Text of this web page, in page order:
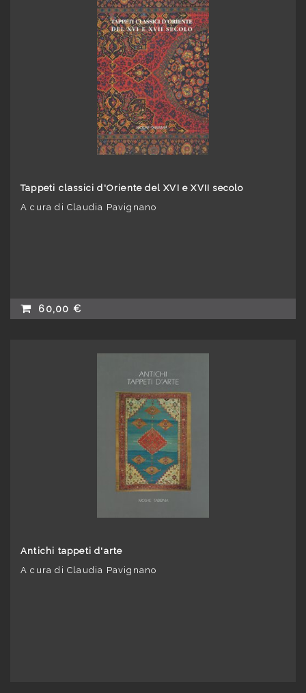
Tappeti classici d'Oriente del XVI e XVII secolo
A cura di Claudia Pavignano
60,00 €
Antichi tappeti d'arte
A cura di Claudia Pavignano